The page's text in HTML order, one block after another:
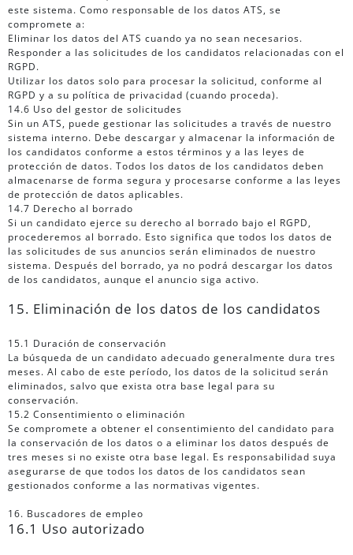
este sistema. Como responsable de los datos ATS, se
compromete a:
Eliminar los datos del ATS cuando ya no sean necesarios.
Responder a las solicitudes de los candidatos relacionadas con el
RGPD.
Utilizar los datos solo para procesar la solicitud, conforme al
RGPD y a su política de privacidad (cuando proceda).
14.6 Uso del gestor de solicitudes
Sin un ATS, puede gestionar las solicitudes a través de nuestro
sistema interno. Debe descargar y almacenar la información de
los candidatos conforme a estos términos y a las leyes de
protección de datos. Todos los datos de los candidatos deben
almacenarse de forma segura y procesarse conforme a las leyes
de protección de datos aplicables.
14.7 Derecho al borrado
Si un candidato ejerce su derecho al borrado bajo el RGPD,
procederemos al borrado. Esto significa que todos los datos de
las solicitudes de sus anuncios serán eliminados de nuestro
sistema. Después del borrado, ya no podrá descargar los datos
de los candidatos, aunque el anuncio siga activo.
15. Eliminación de los datos de los candidatos
15.1 Duración de conservación
La búsqueda de un candidato adecuado generalmente dura tres
meses. Al cabo de este período, los datos de la solicitud serán
eliminados, salvo que exista otra base legal para su
conservación.
15.2 Consentimiento o eliminación
Se compromete a obtener el consentimiento del candidato para
la conservación de los datos o a eliminar los datos después de
tres meses si no existe otra base legal. Es responsabilidad suya
asegurarse de que todos los datos de los candidatos sean
gestionados conforme a las normativas vigentes.
16. Buscadores de empleo
16.1 Uso autorizado